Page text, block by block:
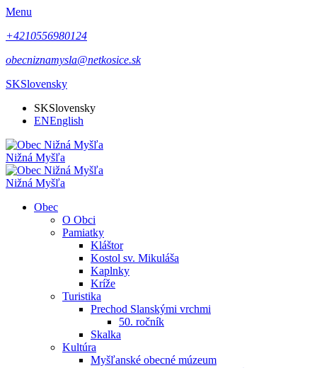
Menu
+4210556980124
obecniznamysla@netkosice.sk
SKSlovensky
SKSlovensky
ENEnglish
Nižná Myšľa
Nižná Myšľa
Obec
O Obci
Pamiatky
Kláštor
Kostol sv. Mikuláša
Kaplnky
Kríže
Turistika
Prechod Slanskými vrchmi
50. ročník
Skalka
Kultúra
Myšľanské obecné múzeum